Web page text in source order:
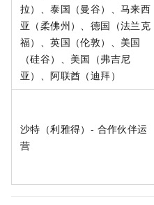
拉）、泰国（曼谷）、马来西
亚（柔佛州）、德国（法兰克
福）、英国（伦敦）、美国
（硅谷）、美国（弗吉尼
亚）、阿联酋（迪拜）
沙特（利雅得）- 合作伙伴运
营